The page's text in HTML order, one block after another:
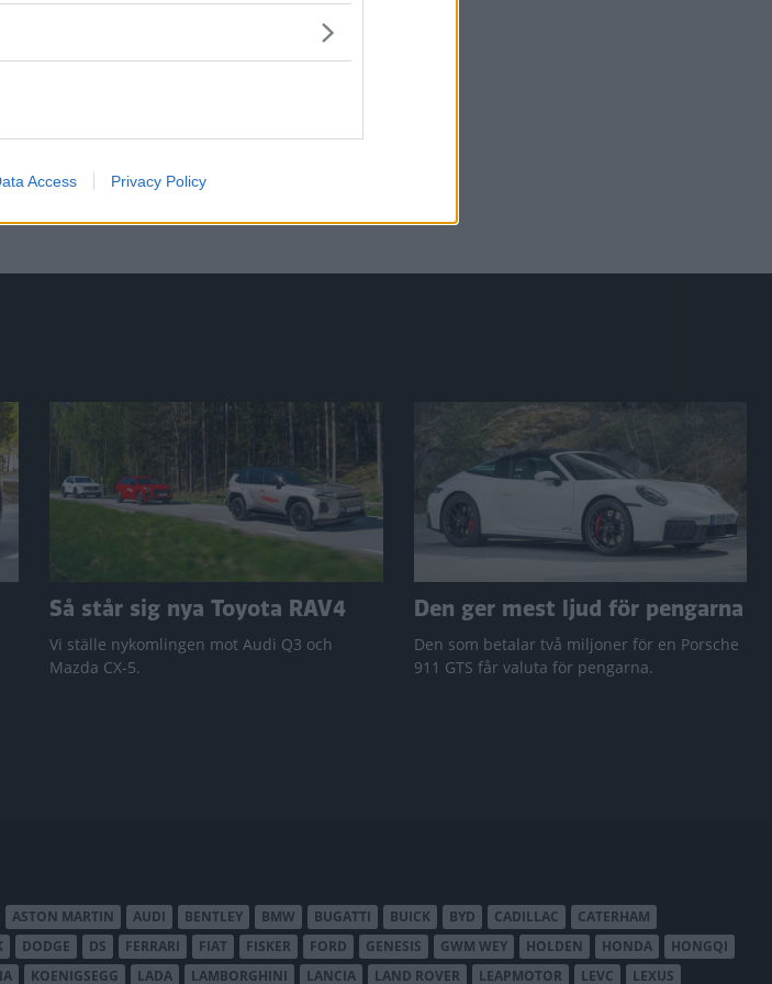
Access Privacy Policy
men bestämt.
Så står sig nya Toyota RAV4
Vi ställe nykomlingen mot Audi Q3 och
Mazda CX-5.
Den ger mest ljud för pengarna
Den som betalar två miljoner för en Porsche
911 GTS får valuta för pengarna.
ASTON MARTIN AUDI BENTLEY BMW BUGATTI BUICK BYD CADILLAC
CATERHAM
DODGE DS FERRARI FIAT FISKER FORD GENESIS GWM WEY HOLDEN HONDA
HONGQI
KOENIGSEGG LADA LAMBORGHINI LANCIA LAND ROVER LEAPMOTOR LEVC LEXUS